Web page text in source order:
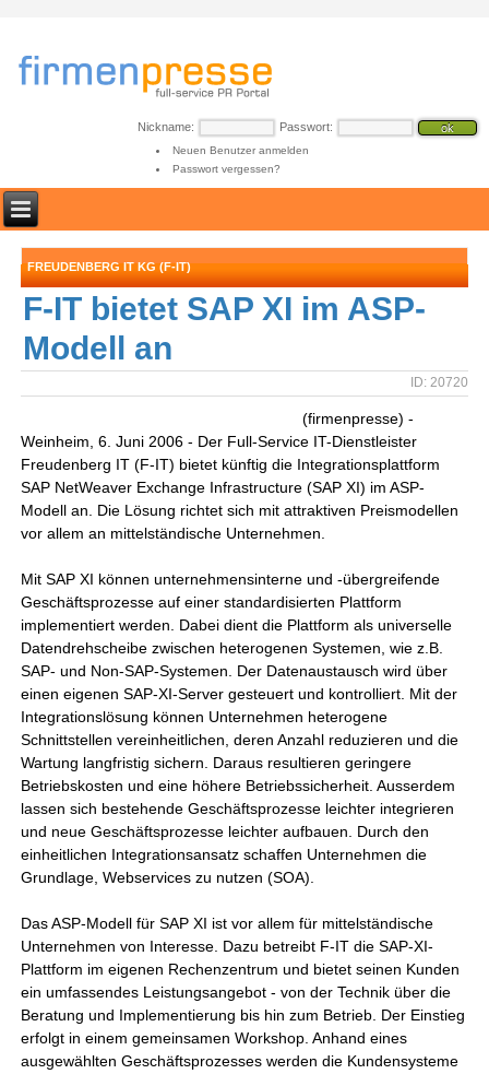
Nickname: Passwort:
Neuen Benutzer anmelden
Passwort vergessen?
FREUDENBERG IT KG (F-IT)
F-IT bietet SAP XI im ASP-
Modell an
ID: 20720
(firmenpresse) -
Weinheim, 6. Juni 2006 - Der Full-Service IT-Dienstleister
Freudenberg IT (F-IT) bietet künftig die Integrationsplattform
SAP NetWeaver Exchange Infrastructure (SAP XI) im ASP-
Modell an. Die Lösung richtet sich mit attraktiven Preismodellen
vor allem an mittelständische Unternehmen.
Mit SAP XI können unternehmensinterne und -übergreifende
Geschäftsprozesse auf einer standardisierten Plattform
implementiert werden. Dabei dient die Plattform als universelle
Datendrehscheibe zwischen heterogenen Systemen, wie z.B.
SAP- und Non-SAP-Systemen. Der Datenaustausch wird über
einen eigenen SAP-XI-Server gesteuert und kontrolliert. Mit der
Integrationslösung können Unternehmen heterogene
Schnittstellen vereinheitlichen, deren Anzahl reduzieren und die
Wartung langfristig sichern. Daraus resultieren geringere
Betriebskosten und eine höhere Betriebssicherheit. Ausserdem
lassen sich bestehende Geschäftsprozesse leichter integrieren
und neue Geschäftsprozesse leichter aufbauen. Durch den
einheitlichen Integrationsansatz schaffen Unternehmen die
Grundlage, Webservices zu nutzen (SOA).
Das ASP-Modell für SAP XI ist vor allem für mittelständische
Unternehmen von Interesse. Dazu betreibt F-IT die SAP-XI-
Plattform im eigenen Rechenzentrum und bietet seinen Kunden
ein umfassendes Leistungsangebot - von der Technik über die
Beratung und Implementierung bis hin zum Betrieb. Der Einstieg
erfolgt in einem gemeinsamen Workshop. Anhand eines
ausgewählten Geschäftsprozesses werden die Kundensysteme